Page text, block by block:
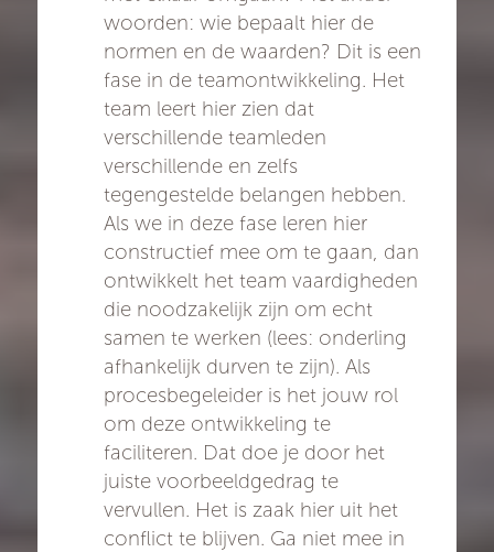
woorden: wie bepaalt hier de
normen en de waarden? Dit is een
fase in de teamontwikkeling. Het
team leert hier zien dat
verschillende teamleden
verschillende en zelfs
tegengestelde belangen hebben.
Als we in deze fase leren hier
constructief mee om te gaan, dan
ontwikkelt het team vaardigheden
die noodzakelijk zijn om echt
samen te werken (lees: onderling
afhankelijk durven te zijn). Als
procesbegeleider is het jouw rol
om deze ontwikkeling te
faciliteren. Dat doe je door het
juiste voorbeeldgedrag te
vervullen. Het is zaak hier uit het
conflict te blijven. Ga niet mee in